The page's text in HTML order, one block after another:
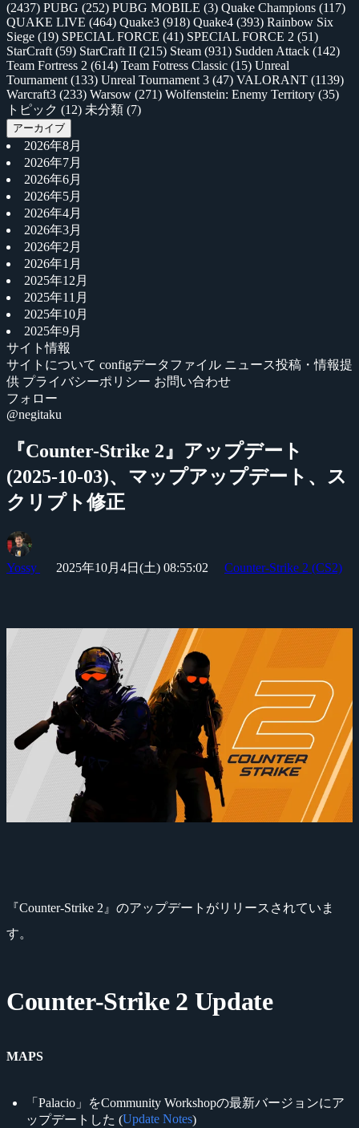
(2437) PUBG (252) PUBG MOBILE (3) Quake Champions (117)
QUAKE LIVE (464) Quake3 (918) Quake4 (393) Rainbow Six
Siege (19) SPECIAL FORCE (41) SPECIAL FORCE 2 (51)
StarCraft (59) StarCraft II (215) Steam (931) Sudden Attack (142)
Team Fortress 2 (614) Team Fotress Classic (15) Unreal
Tournament (133) Unreal Tournament 3 (47) VALORANT (1139)
Warcraft3 (233) Warsow (271) Wolfenstein: Enemy Territory (35)
トピック (12) 未分類 (7)
アーカイブ
2026年8月
2026年7月
2026年6月
2026年5月
2026年4月
2026年3月
2026年2月
2026年1月
2025年12月
2025年11月
2025年10月
2025年9月
サイト情報
サイトについて configデータファイル ニュース投稿・情報提
供 プライバシーポリシー お問い合わせ
フォロー
@negitaku
『Counter-Strike 2』アップデート
(2025-10-03)、マップアップデート、ス
クリプト修正
Yossy 2025年10月4日(土) 08:55:02 Counter-Strike 2 (CS2)
『Counter-Strike 2』のアップデートがリリースされていま
す。
Counter-Strike 2 Update
MAPS
「Palacio」をCommunity Workshopの最新バージョンにア
ップデートした (Update Notes)